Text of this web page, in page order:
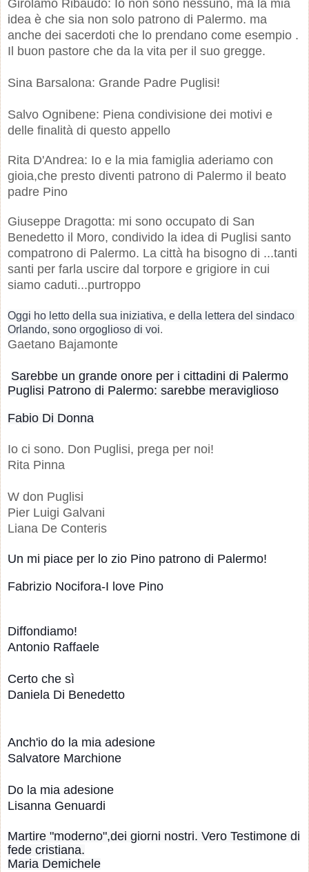
Girolamo Ribaudo: Io non sono nessuno, ma la mia
idea è che sia non solo patrono di Palermo. ma
anche dei sacerdoti che lo prendano come esempio .
Il buon pastore che da la vita per il suo gregge.
Sina Barsalona: Grande Padre Puglisi!
Salvo Ognibene: Piena condivisione dei motivi e
delle finalità di questo appello
Rita D'Andrea: Io e la mia famiglia aderiamo con
gioia,che presto diventi patrono di Palermo il beato
padre Pino
Giuseppe Dragotta: mi sono occupato di San
Benedetto il Moro, condivido la idea di Puglisi santo
compatrono di Palermo. La città ha bisogno di ...tanti
santi per farla uscire dal torpore e grigiore in cui
siamo caduti...purtroppo
Oggi ho letto della sua iniziativa, e della lettera del sindaco
Orlando, sono orgoglioso di voi.
Gaetano Bajamonte
Sarebbe un grande onore per i cittadini di Palermo
Puglisi Patrono di Palermo: sarebbe meraviglioso
Fabio Di Donna
Io ci sono. Don Puglisi, prega per noi!
Rita Pinna
W don Puglisi
Pier Luigi Galvani
Liana De Conteris
Un mi piace per lo zio Pino patrono di Palermo!
Fabrizio Nocifora-I love Pino
Diffondiamo!
Antonio Raffaele
Certo che sì
Daniela Di Benedetto
Anch'io do la mia adesione
Salvatore Marchione
Do la mia adesione
Lisanna Genuardi
Martire "moderno",dei giorni nostri. Vero Testimone di
fede cristiana.
Maria Demichele